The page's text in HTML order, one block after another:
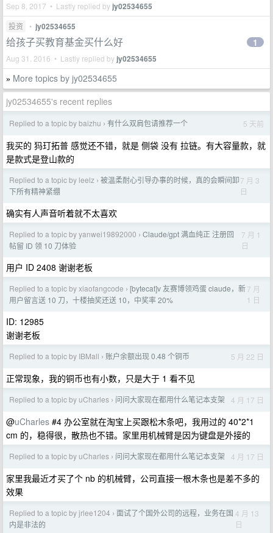
Sep 8, 2017 • Lastly replied by jy02534655
投资 • jy02534655
给孩子买教育基金买什么好
Aug 31, 2016 • Lastly replied by jy02534655
1
» More topics by jy02534655
jy02534655's recent replies
Replied to a topic by baizhu › 有什么双肩包请推荐一个 5 天前
我买的 犸玎拓普 感觉还不错，就是 侧袋 没有 拉链。有大容量款，就
是款式是登山款的
Replied to a topic by leelz › 被温柔耐心引导办事的时候，真的会瞬间卸
下所有精神紧绷
7 月 3
日
确实有人声音听着就不太喜欢
Replied to a topic by yanwei19892000 › Claude/gpt 满血纯正 注册回
帖留 ID 领 10 刀体验
7 月 1
日
用户 ID 2408 谢谢老板
Replied to a topic by xiaofangcode › [bytecat]v 友赛博领鸡蛋 claude，新
用户留言送 10 刀，十楼抽奖还送 10，中奖率 20%
7 月
1 日
ID: 12985
谢谢老板
Replied to a topic by IBMall › 账户余额出现 0.48 个铜币 5 月 22 日
正常现象，我的铜币也有小数，只是大于 1 看不见
Replied to a topic by uCharles › 问问大家现在都用什么笔记本支架 4 月 17 日
@uCharles #4 办公室就在淘宝上买跟松木条吧，我用过的 40*2*1
cm 的，稳得很，散热也不错。家里用机械臂是因为键盘是外接的
Replied to a topic by uCharles › 问问大家现在都用什么笔记本支架 4 月 17 日
家里我最近才买了个 nb 的机械臂，公司直接一根木条也是差不多的
效果
Replied to a topic by jrlee1204 › 面试了个国外公司的远程，业务在国
内是非法的
4 月 13
日